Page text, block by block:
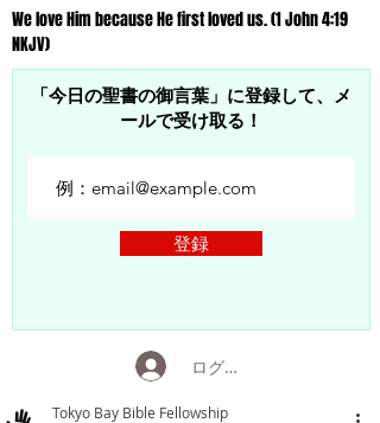
We love Him because He first loved us. (1 John 4:19
NKJV)
「今日の聖書の御言葉」に登録して、メ
ールで受け取る！
登録
ログイン
Tokyo Bay Bible Fellowship